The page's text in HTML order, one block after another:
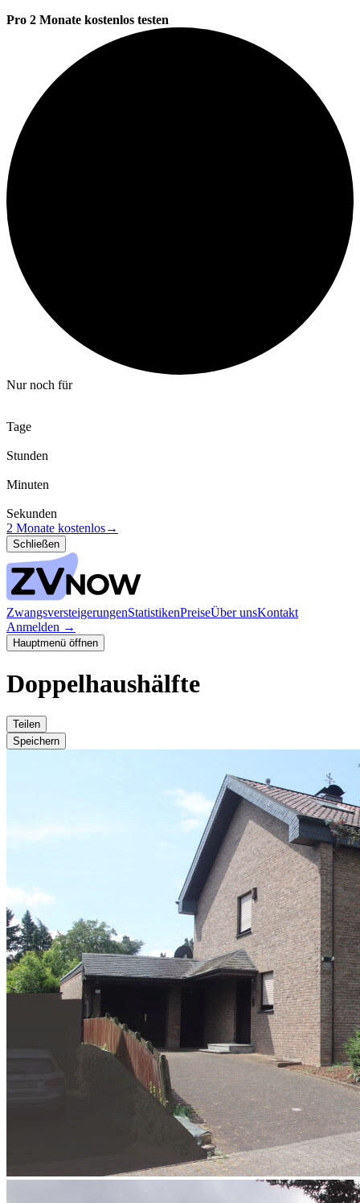
Pro 2 Monate kostenlos testen
Nur noch für
Tage
Stunden
Minuten
Sekunden
2 Monate kostenlos→
Schließen
ZwangsversteigerungenStatistikenPreiseÜber unsKontakt
Anmelden →
Hauptmenü öffnen
Doppelhaushälfte
Teilen
Speichern